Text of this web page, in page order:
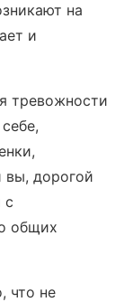
на
и
тревожности
вы, дорогой
с
общих
что не